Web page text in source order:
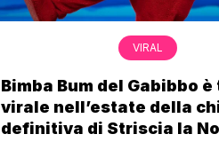
VIRAL
Bimba Bum del Gabibbo
virale nell’estate della
definitiva di Striscia la